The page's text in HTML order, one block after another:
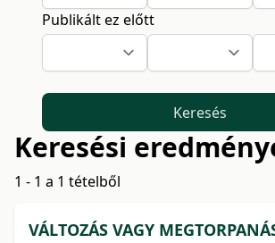
Publikált ez előtt
Keresés
Keresési
1 - 1 a 1 tételből
VÁLTOZÁS VAGY